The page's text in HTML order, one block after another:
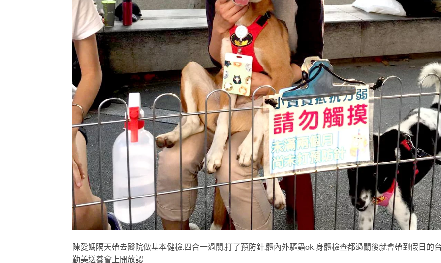
陳愛媽隔天帶去醫院做基本健檢.四合一過關.打了預防針.體內外驅蟲ok!身體檢查都過關後就會帶到假日的
勤美送養會上開放認